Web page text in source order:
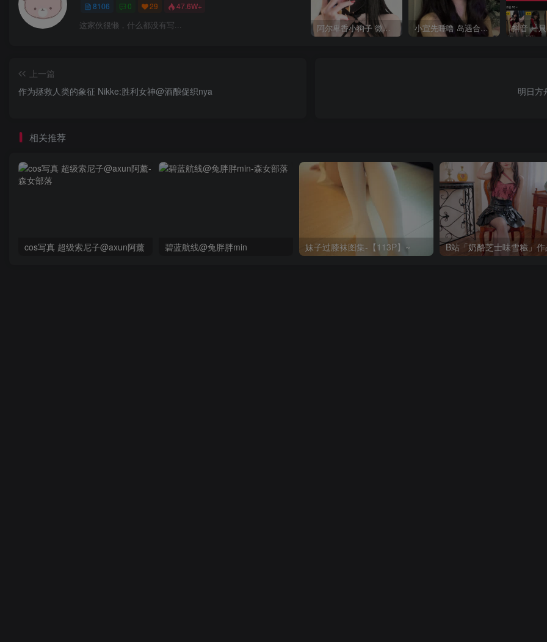
8106 0 29 47.6W+
这家伙很懒，什么都没有写... 阿尔卑香小狗子 微密圈合集[40套][持续更新2023.12.14] 小宣先睡噜 岛遇合集[持续更新2025.08.27]
上一篇
作为拯救人类的象征 Nikke:胜利女神@酒酿促织nya
明日方
相关推荐
cos写真 超级索尼子@axun阿薰 碧蓝航线@兔胖胖min 妹子过膝袜图集-【113P】~